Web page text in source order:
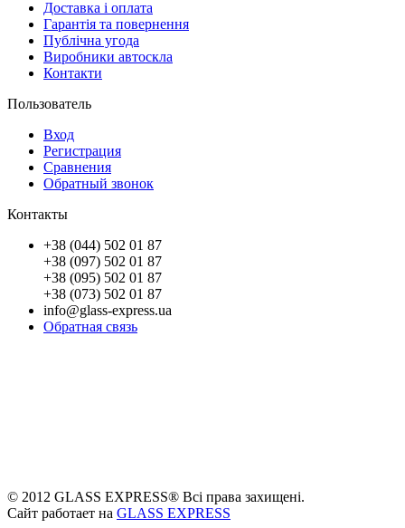
Доставка і оплата
Гарантія та повернення
Публічна угода
Виробники автоскла
Контакти
Пользователь
Вход
Регистрация
Сравнения
Обратный звонок
Контакты
+38 (044) 502 01 87
+38 (097) 502 01 87
+38 (095) 502 01 87
+38 (073) 502 01 87
info@glass-express.ua
Обратная связь
© 2012 GLASS EXPRESS® Всі права захищені.
Сайт работает на GLASS EXPRESS